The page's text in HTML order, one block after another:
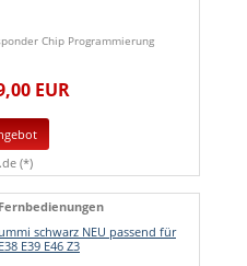
Chip Programmierung
EUR
(*)